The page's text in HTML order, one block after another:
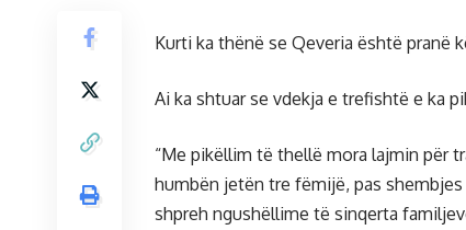
Kurti ka thënë se Qeveria është pranë
Ai ka shtuar se vdekja e trefishtë e ka
“Me pikëllim të thellë mora lajmin për
humbën jetën tre fëmijë, pas
shpreh ngushëllime të sinqerta